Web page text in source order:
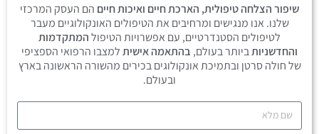
שיפור הצלחה טיפולית, הארכת חיים ואיכות חיים הם העסק המרכזי
שלנו. אנו מנגישים ומרחיבים את הטיפולים האונקולוגיים מעבר
לטיפולים הסטנדרטיים, עם אפשרויות הטיפולהמתקדמות
והחדשניותביותר בעולם, בהתאמה אישיתלמצבו הרפואי הספציפי
של חולה סרטן ובתמיכת אונקולוגים בכירים מהשורה הראשונה בארץ
ובעולם.